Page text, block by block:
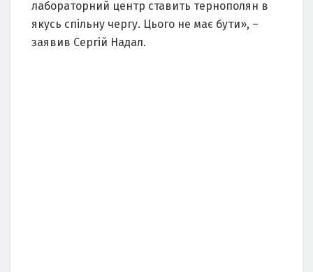
лабораторний центр ставить тернополян в
якусь спільну чергу. Цього не має бути», –
заявив Сергій Надал.